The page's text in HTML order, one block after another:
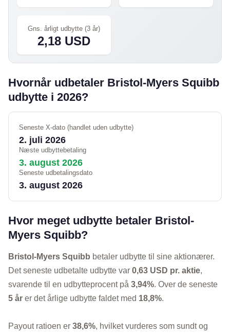
Gns. årligt udbytte (3 år)
2,18 USD
Hvornår udbetaler Bristol-Myers Squibb
udbytte i 2026?
Seneste X-dato (handlet uden udbytte)
2. juli 2026
Næste udbyttebetaling
3. august 2026
Seneste udbetalingsdato
3. august 2026
Hvor meget udbytte betaler Bristol-
Myers Squibb?
Bristol-Myers Squibb betaler udbytte til sine aktionærer.
Det seneste udbetalte udbytte var 0,63 USD pr. aktie,
svarende til en udbytteprocent på 3,94%. Over de seneste
5 år er det årlige udbytte faldet med 18,8%.
Payout ratioen er 38,6%, hvilket vurderes som sundt og